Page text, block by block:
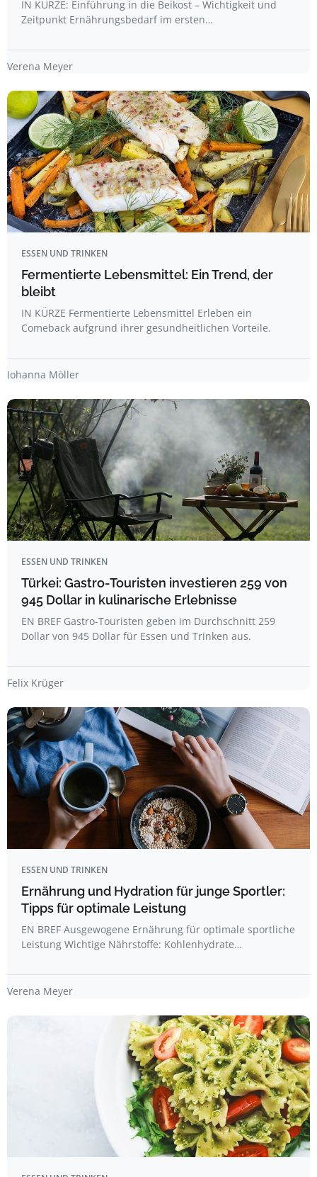
IN KÜRZE: Einführung in die Beikost – Wichtigkeit und
Zeitpunkt Ernährungsbedarf im ersten…
Verena Meyer
ESSEN UND TRINKEN
Fermentierte Lebensmittel: Ein Trend, der
bleibt
IN KÜRZE Fermentierte Lebensmittel Erleben ein
Comeback aufgrund ihrer gesundheitlichen Vorteile.
Johanna Möller
ESSEN UND TRINKEN
Türkei: Gastro-Touristen investieren 259 von
945 Dollar in kulinarische Erlebnisse
EN BREF Gastro-Touristen geben im Durchschnitt 259
Dollar von 945 Dollar für Essen und Trinken aus.
Felix Krüger
ESSEN UND TRINKEN
Ernährung und Hydration für junge Sportler:
Tipps für optimale Leistung
EN BREF Ausgewogene Ernährung für optimale sportliche
Leistung Wichtige Nährstoffe: Kohlenhydrate…
Verena Meyer